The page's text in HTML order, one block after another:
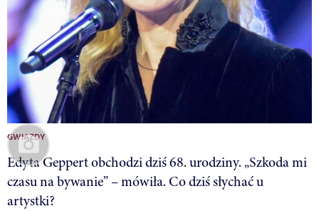
GWIAZDY
Edyta Geppert obchodzi dziś 68. urodziny. „Szkoda mi
czasu na bywanie” – mówiła. Co dziś słychać u
artystki?